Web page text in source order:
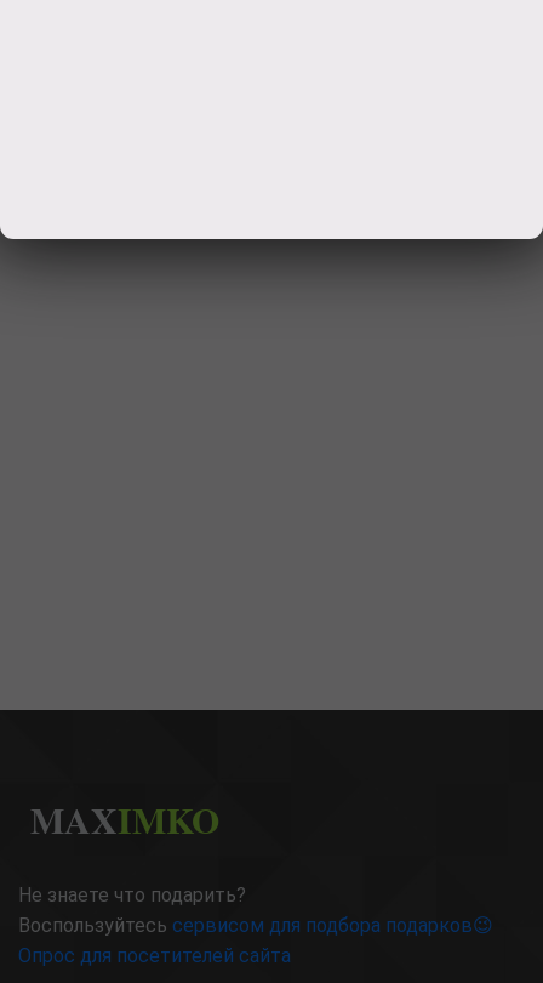
MAXIMKO
Не знаете что подарить?
Воспользуйтесь сервисом для подбора подарков😉
Опрос для посетителей сайта